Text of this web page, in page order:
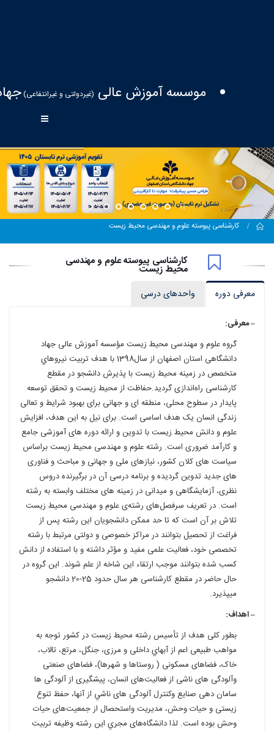
موسسه آموزش عالی (غیردولتی و غیرانتفاعی)
Home
کارشناسی پیوسته علوم و مهندسی محیط زیست
کارشناسی پیوسته علوم و مهندسی
محیط زیست
معرفی دوره
واحدهای درسی
– معرفی:
گروه علوم و مهندسی محیط زیست مؤسسه آموزش عالی جهاد
دانشگاهی استان اصفهان از سال1398 با هدف تربيت نيروهاي
متخصص در زمینه محیط زیست با پذیرش دانشجو در مقطع
کارشناسی راه‌اندازی گردید.حفاظت از محیط زیست و تحقق توسعه
پایدار در سطوح محلی، منطقه ای و جهانی برای بهبود شرایط و تعالی
زندگی انسان یک هدف اساسی است. برای نیل به این هدف، افزایش
علوم و دانش محیط زیست با تدوین و ارائه دوره های آموزشی جامع
و کارآمد ضروری است. رشته علوم و مهندسی محیط زیست براساس
سیاست های کلان کشور، نیازهای ملی و جهانی و مباحث و فناوری
های جدید تدوین گردیده و برنامه درسی آن در برگیرنده دروس
نظری، آزمایشگاهی و میدانی در زمینه های مختلف وابسته به رشته
است. در تعریف سرفصل‌های رشته‌ی علوم و مهندسی محیط زیست
تلاش بر آن است که تا حد ممکن دانشجویان این رشته پس از
فراغت از تحصیل بتوانند در مراکز خصوصی و دولتی مرتبط با رشته
تخصصی خود، فعالیت علمی مفید و مؤثر داشته و با استفاده از دانش
کسب شده بتوانند موجب ارتقاء این شاخه از علم شوند. اين گروه در
حال حاضر در مقطع كارشناسی هر سال حدود 25-20 دانشجو
میپذيرد.
– اهداف:
بطور كلی هدف از تأسيس رشته محيط زيست در كشور توجه به
مواهب طبيعی اعم از آبهاي داخلی و مرزی، جنگل، مرتع، تالاب،
خاک، فضاهای مسکونی ( روستا‌ها و شهرها)، فضاهای صنعتی
وآلودگی های ناشی از فعاليت‌های انسان، پيشگيری از آلودگی ها
سامان دهی صنايع وکنترل آلودگی های ناشي از آنها، حفظ تنوع
زيستی و حيات وحش، مديريت واستحصال از جمعيت‌های حيات
وحش بوده است. لذا دانشگاه‌های مجري اين رشته وظيفه تربيت